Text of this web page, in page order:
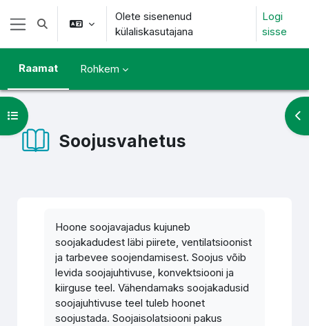
Jäta vahele peasisuni
Küljepaneel
Lülitab otsingu sisendi
Olete sisenenud
külaliskasutajana
Logi
sisse
Raamat Rohkem
Soojusvahetus
Ava kursuse sisukord
Hoone soojavajadus kujuneb
soojakadudest läbi piirete, ventilatsioonist
ja tarbevee soojendamisest. Soojus võib
levida soojajuhtivuse, konvektsiooni ja
kiirguse teel. Vähendamaks soojakadusid
soojajuhtivuse teel tuleb hoonet
soojustada. Soojaisolatsiooni pakus